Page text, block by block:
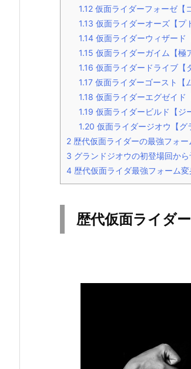
1.12 仮面ライダーフォーゼ【
1.13 仮面ライダーオーズ【プ
1.14 仮面ライダーウィザード
1.15 仮面ライダーガイム【極
1.16 仮面ライダードライブ【
1.17 仮面ライダーゴースト【
1.18 仮面ライダーエグゼイド
1.19 仮面ライダービルド【ジ
1.20 仮面ライダージオウ【グ
2 歴代仮面ライダーの最強フォ
3 グランドジオウの初登場回か
4 歴代仮面ライダ最強フォーム
歴代仮面ライダ